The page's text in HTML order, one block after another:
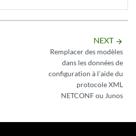
NEXT arrow_forward
Remplacer des modèles
dans les données de
configuration à l’aide du
protocole XML
NETCONF ou Junos